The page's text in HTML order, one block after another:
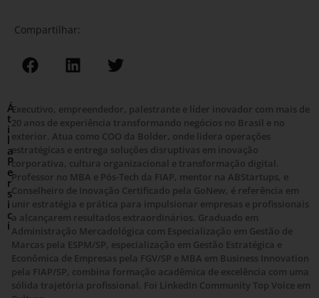
Compartilhar:
Á
t
i
l
a
P
e
r
s
i
c
i
Executivo, empreendedor, palestrante e líder inovador com mais de
20 anos de experiência transformando negócios no Brasil e no
exterior. Atua como COO da Bolder, onde lidera operações
estratégicas e entrega soluções disruptivas em inovação
corporativa, cultura organizacional e transformação digital.
Professor no MBA e Pós-Tech da FIAP, mentor na ABStartups, e
Conselheiro de Inovação Certificado pela GoNew, é referência em
unir estratégia e prática para impulsionar empresas e profissionais
a alcançarem resultados extraordinários. Graduado em
Administração Mercadológica com Especialização em Gestão de
Marcas pela ESPM/SP, especialização em Gestão Estratégica e
Econômica de Empresas pela FGV/SP e MBA em Business Innovation
pela FIAP/SP, combina formação acadêmica de excelência com uma
sólida trajetória profissional. Foi LinkedIn Community Top Voice em